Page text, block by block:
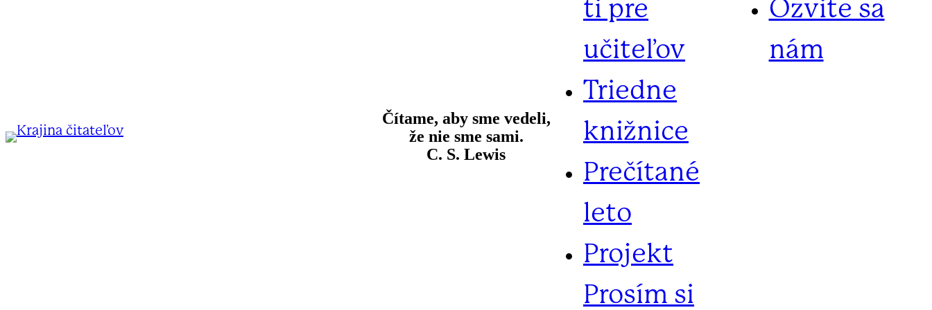
Čítame, aby sme vedeli,
že nie sme sami.
C. S. Lewis
ti pre
učiteľov
Triedne
knižnice
Prečítané
leto
Projekt
Prosím si
Ozvite sa
nám